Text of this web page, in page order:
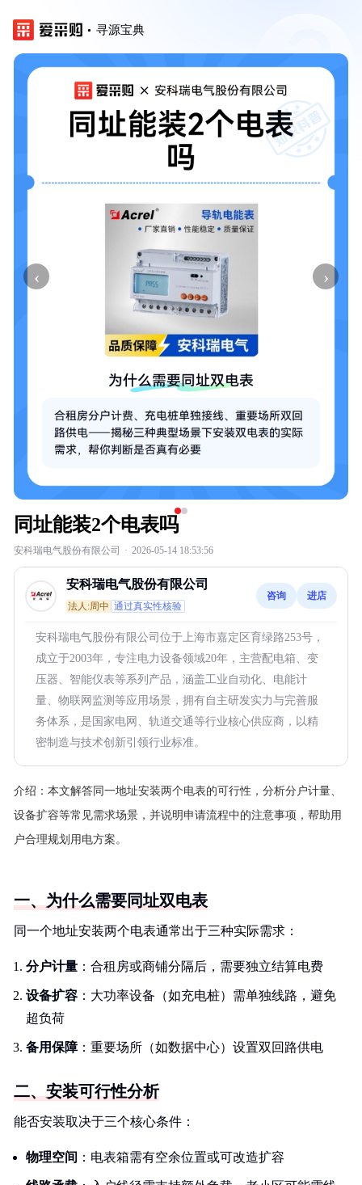
寻源宝典
‹ ›
同址能装2个电表吗
安科瑞电气股份有限公司 · 2026-05-14 18:53:56
安科瑞电气股份有限公司
法人:周中 通过真实性核验
咨询 进店
安科瑞电气股份有限公司位于上海市嘉定区育绿路253号，
成立于2003年，专注电力设备领域20年，主营配电箱、变
压器、智能仪表等系列产品，涵盖工业自动化、电能计
量、物联网监测等应用场景，拥有自主研发实力与完善服
务体系，是国家电网、轨道交通等行业核心供应商，以精
密制造与技术创新引领行业标准。
介绍： 本文解答同一地址安装两个电表的可行性，分析分户计量、
设备扩容等常见需求场景，并说明申请流程中的注意事项，帮助用
户合理规划用电方案。
一、为什么需要同址双电表
同一个地址安装两个电表通常出于三种实际需求：
分户计量 ：合租房或商铺分隔后，需要独立结算电费
设备扩容 ：大功率设备（如充电桩）需单独线路，避免
超负荷
备用保障：重要场所（如数据中心）设置双回路供电
二、安装可行性分析
能否安装取决于三个核心条件：
物理空间 ：电表箱需有空余位置或可改造扩容